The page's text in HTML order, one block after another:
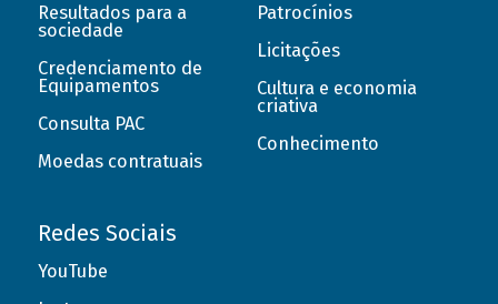
Resultados para a
sociedade
Credenciamento de
Equipamentos
Consulta PAC
Moedas contratuais
Patrocínios
Licitações
Cultura e economia
criativa
Conhecimento
Redes Sociais
YouTube